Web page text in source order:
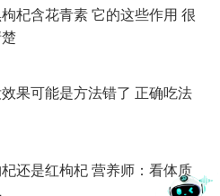
杞含花青素 它的这些作用 很
果可能是方法错了 正确吃法
还是红枸杞 营养师：看体质